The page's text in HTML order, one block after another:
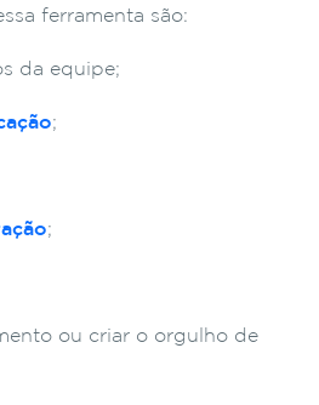
ferramenta são:
da equipe;
;
;
ou criar o orgulho de